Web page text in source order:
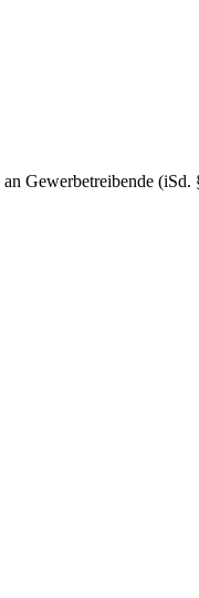
Gewerbetreibende (iSd.